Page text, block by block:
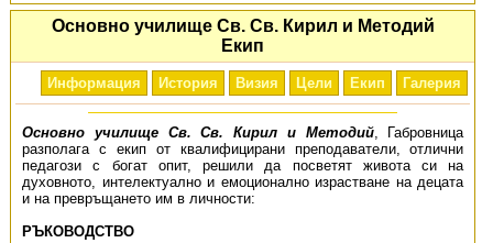
Основно училище Св. Св. Кирил и Методий
Екип
Информация История Визия Цели Екип Галерия
Основно училище Св. Св. Кирил и Методий, Габровница
разполага с екип от квалифицирани преподаватели, отлични
педагози с богат опит, решили да посветят живота си на
духовното, интелектуално и емоционално израстване на децата
и на превръщането им в личности:
РЪКОВОДСТВО